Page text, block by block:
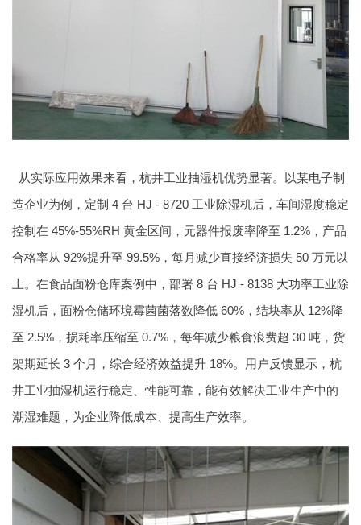
从实际应用效果来看，杭井工业抽湿机优势显著。以某电子制
造企业为例，定制 4 台 HJ - 8720 工业除湿机后，车间湿度稳定
控制在 45%-55%RH 黄金区间，元器件报废率降至 1.2%，产品
合格率从 92%提升至 99.5%，每月减少直接经济损失 50 万元以
上。在食品面粉仓库案例中，部署 8 台 HJ - 8138 大功率工业除
湿机后，面粉仓储环境霉菌菌落数降低 60%，结块率从 12%降
至 2.5%，损耗率压缩至 0.7%，每年减少粮食浪费超 30 吨，货
架期延长 3 个月，综合经济效益提升 18%。用户反馈显示，杭
井工业抽湿机运行稳定、性能可靠，能有效解决工业生产中的
潮湿难题，为企业降低成本、提高生产效率。